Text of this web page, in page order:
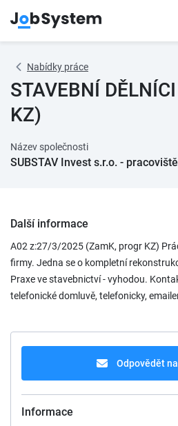
Nabídky práce
STAVEBNÍ
KZ)
Název společnosti
SUBSTAV Invest s.r.o. -
Další informace
A02 z:27/3/2025 (ZamK, progr KZ)
firmy. Jedna se o kompletní
Praxe ve stavebnictví - vyhodou.
telefonické domluvě, telefonicky,
Odpovědět
Informace